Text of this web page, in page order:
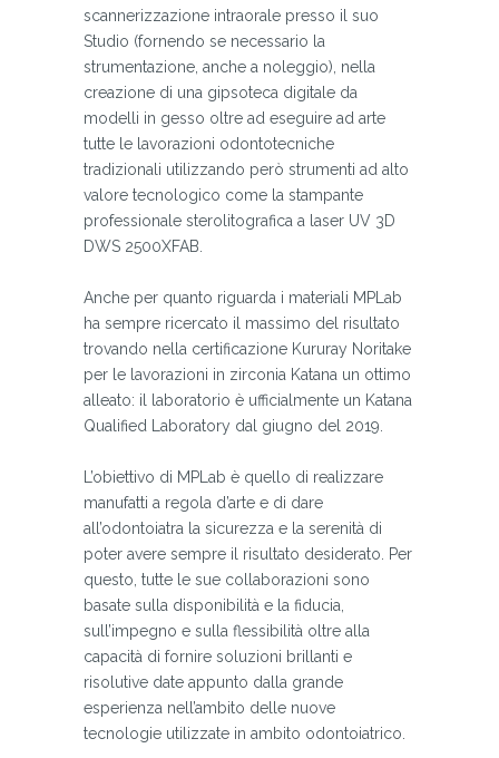
scannerizzazione intraorale presso il suo
Studio (fornendo se necessario la
strumentazione, anche a noleggio), nella
creazione di una gipsoteca digitale da
modelli in gesso oltre ad eseguire ad arte
tutte le lavorazioni odontotecniche
tradizionali utilizzando però strumenti ad alto
valore tecnologico come la stampante
professionale sterolitografica a laser UV 3D
DWS 2500XFAB.
Anche per quanto riguarda i materiali MPLab
ha sempre ricercato il massimo del risultato
trovando nella certificazione Kururay Noritake
per le lavorazioni in zirconia Katana un ottimo
alleato: il laboratorio è ufficialmente un Katana
Qualified Laboratory dal giugno del 2019.
L’obiettivo di MPLab è quello di realizzare
manufatti a regola d’arte e di dare
all’odontoiatra la sicurezza e la serenità di
poter avere sempre il risultato desiderato. Per
questo, tutte le sue collaborazioni sono
basate sulla disponibilità e la fiducia,
sull’impegno e sulla flessibilità oltre alla
capacità di fornire soluzioni brillanti e
risolutive date appunto dalla grande
esperienza nell’ambito delle nuove
tecnologie utilizzate in ambito odontoiatrico.